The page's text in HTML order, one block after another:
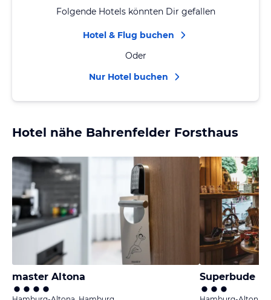
Folgende Hotels könnten Dir gefallen
Hotel & Flug buchen
Oder
Nur Hotel buchen
Hotel nähe Bahrenfelder Forsthaus
master Altona Superbude